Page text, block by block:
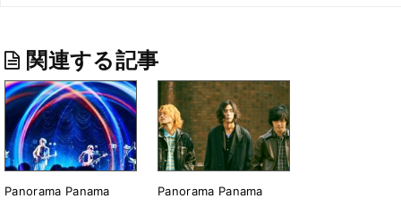
関連する記事
Panorama Panama
Panorama Panama